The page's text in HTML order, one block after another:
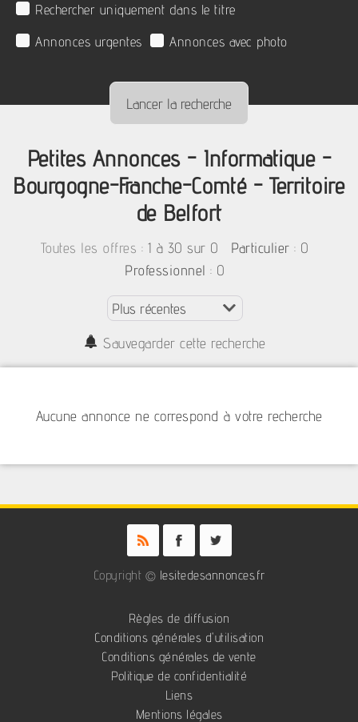
Rechercher uniquement dans le titre
Annonces urgentes
Annonces avec photo
Petites Annonces - Informatique -
Bourgogne-Franche-Comté - Territoire
de Belfort
Toutes les offres : 1 à 30 sur 0 Particulier : 0
Professionnel : 0
Sauvegarder cette recherche
Aucune annonce ne correspond à votre recherche
Copyright © lesitedesannonces.fr
Règles de diffusion
Conditions générales d'utilisation
Conditions générales de vente
Politique de confidentialité
Liens
Mentions légales